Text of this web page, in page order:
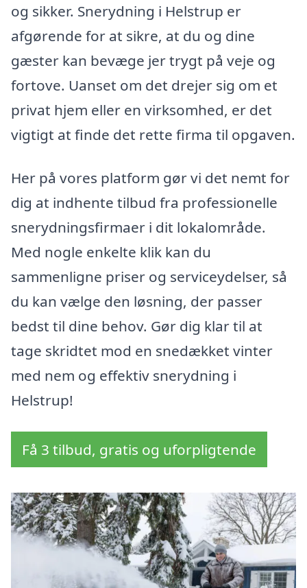
og sikker. Snerydning i Helstrup er
afgørende for at sikre, at du og dine
gæster kan bevæge jer trygt på veje og
fortove. Uanset om det drejer sig om et
privat hjem eller en virksomhed, er det
vigtigt at finde det rette firma til opgaven.
Her på vores platform gør vi det nemt for
dig at indhente tilbud fra professionelle
snerydningsfirmaer i dit lokalområde.
Med nogle enkelte klik kan du
sammenligne priser og serviceydelser, så
du kan vælge den løsning, der passer
bedst til dine behov. Gør dig klar til at
tage skridtet mod en snedækket vinter
med nem og effektiv snerydning i
Helstrup!
Få 3 tilbud, gratis og uforpligtende